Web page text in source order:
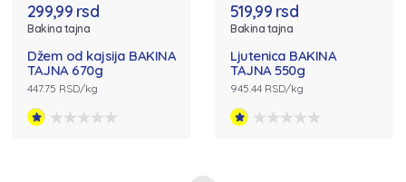
299,99 rsd
Bakina tajna
Džem od kajsija BAKINA
TAJNA 670g
447.75 RSD/kg
519,99 rsd
Bakina tajna
Ljutenica BAKINA
TAJNA 550g
945.44 RSD/kg